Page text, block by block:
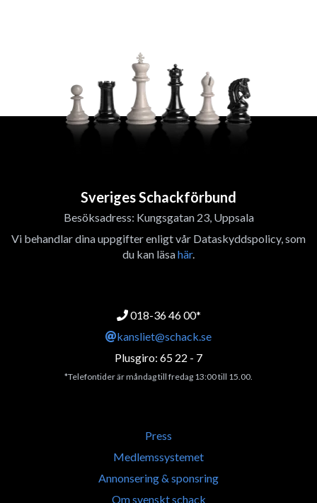
Sveriges Schackförbund
Besöksadress: Kungsgatan 23, Uppsala
Vi behandlar dina uppgifter enligt vår Dataskyddspolicy, som
du kan läsahär.
018-36 46 00*
kansliet@schack.se
Plusgiro: 65 22 - 7
*Telefontider är måndag till fredag 13:00 till 15.00.
Press
Medlemssystemet
Annonsering & sponsring
Om svenskt schack